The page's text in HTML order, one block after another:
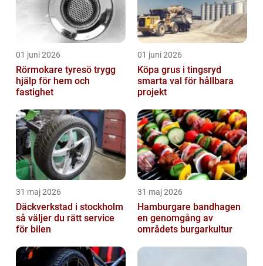
01 juni 2026
Rörmokare tyresö trygg
hjälp för hem och
fastighet
01 juni 2026
Köpa grus i tingsryd
smarta val för hållbara
projekt
31 maj 2026
Däckverkstad i stockholm
så väljer du rätt service
för bilen
31 maj 2026
Hamburgare bandhagen
en genomgång av
områdets burgarkultur